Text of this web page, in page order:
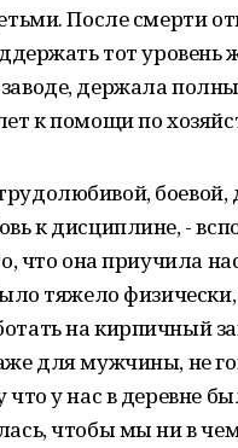
После смерти
тот
держала
к помощи по
боевой,
к дисциплине, -
что она приучила
тяжело
на кирпичный
для мужчины, не
у нас в деревне
чтобы мы ни в